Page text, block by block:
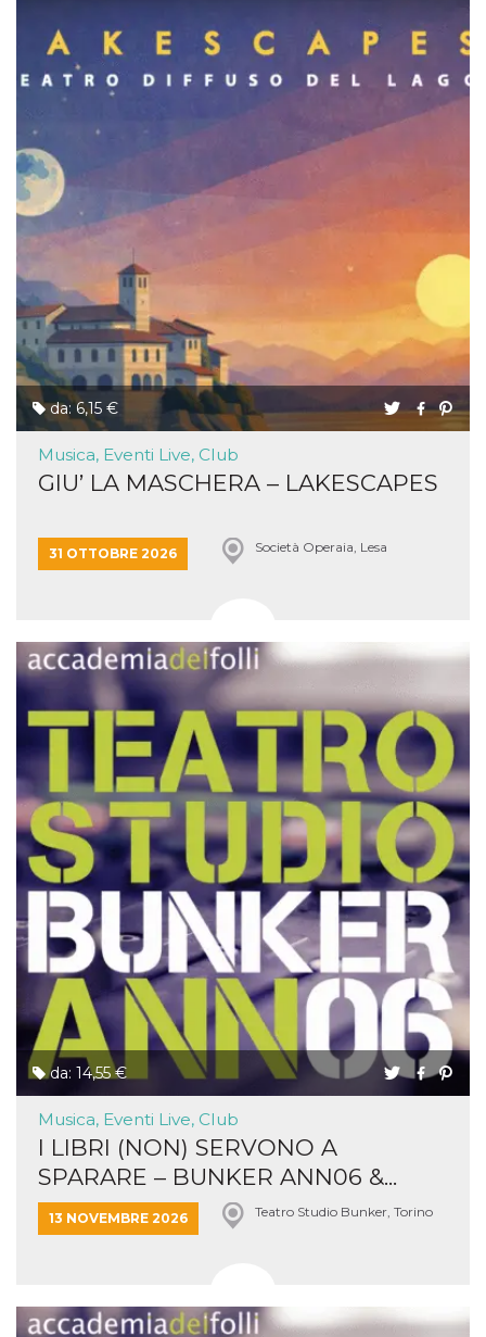
da: 6,15 €
Musica, Eventi Live, Club
GIU’ LA MASCHERA – LAKESCAPES
31 OTTOBRE 2026 Società Operaia, Lesa
da: 14,55 €
Musica, Eventi Live, Club
I LIBRI (NON) SERVONO A
SPARARE – BUNKER ANN06 &...
13 NOVEMBRE 2026 Teatro Studio Bunker, Torino